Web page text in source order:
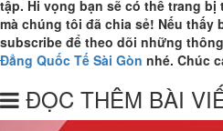
tập. Hi vọng bạn sẽ có thể trang
mà chúng tôi đã chia sẻ! Nếu thấy
subscribe để theo dõi những
Đẳng Quốc Tế Sài Gòn nhé. Chúc
ĐỌC THÊM BÀI